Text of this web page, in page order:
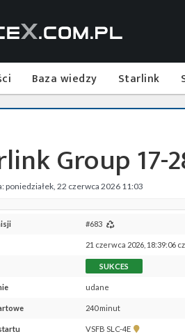
Baza wiedzy Starlink
Group 17-
poniedziałek, 22 czerwca 2026 11:03
#683
21 czerwca 2026, 18:39:06
SUKCES
udane
240 minut
VSFB SLC-4E
Pokaż